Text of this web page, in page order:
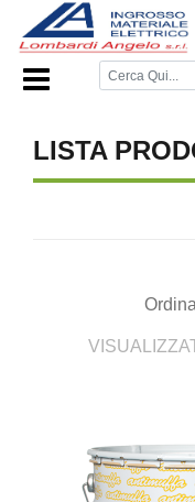
Home Page/
LISTA
Ordina